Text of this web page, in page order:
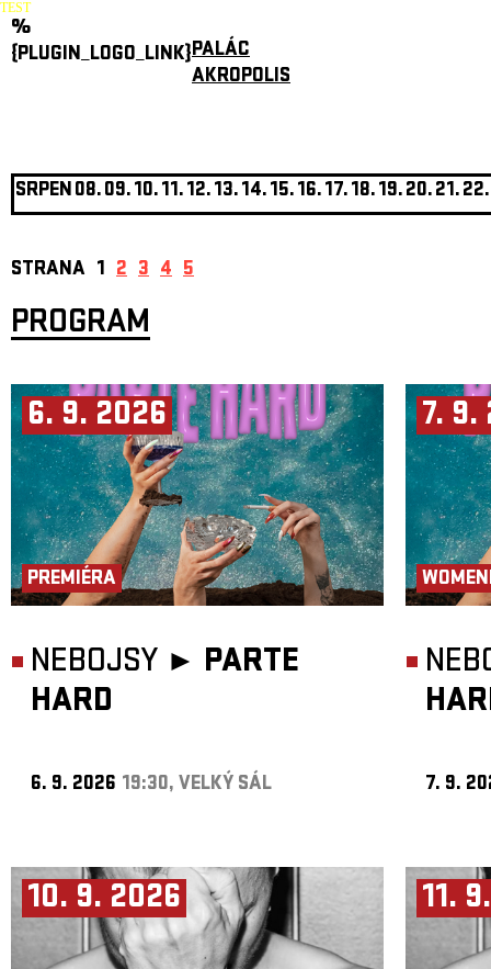
TEST
%
{PLUGIN_LOGO_LINK}PALÁC
AKROPOLIS
SRPEN08.09.10.11.12.13.14.15.16.17.18.19.20.21.22.
STRANA 1 2 3 4 5
PROGRAM
6. 9. 2026
PREMIÉRA
NEBOJSY ► PARTE
HARD
6. 9. 2026 19:30, VELKÝ SÁL
7. 9.
7. 9.
10. 9. 2026 11.